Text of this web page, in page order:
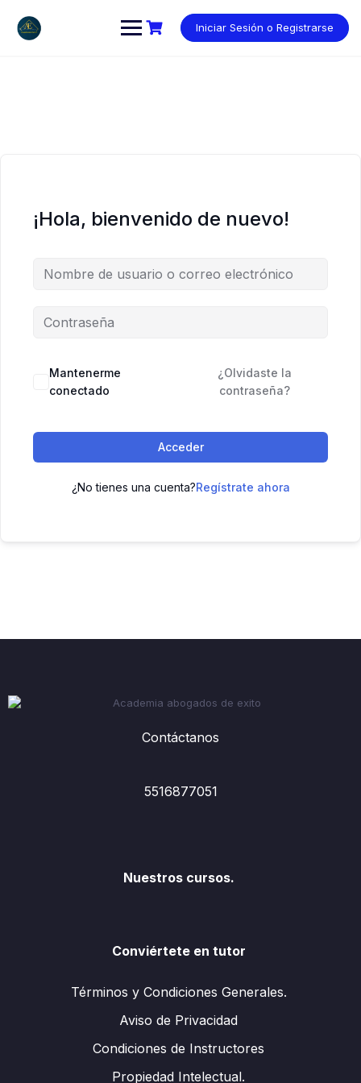
contenido
Iniciar Sesión o Registrarse
¡Hola, bienvenido de nuevo!
Mantenerme
conectado
¿Olvidaste la
contraseña?
Acceder
¿No tienes una cuenta?Regístrate ahora
Contáctanos
5516877051
Nuestros cursos.
Conviértete en tutor
Términos y Condiciones Generales.
Aviso de Privacidad
Condiciones de Instructores
Propiedad Intelectual.